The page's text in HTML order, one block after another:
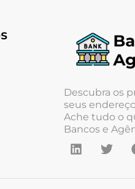
Descubra os
seus
Ache tudo o
Bancos e